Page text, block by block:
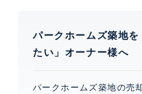
パークホームズ築地を
たい」オーナー様へ
パークホームズ築地の売